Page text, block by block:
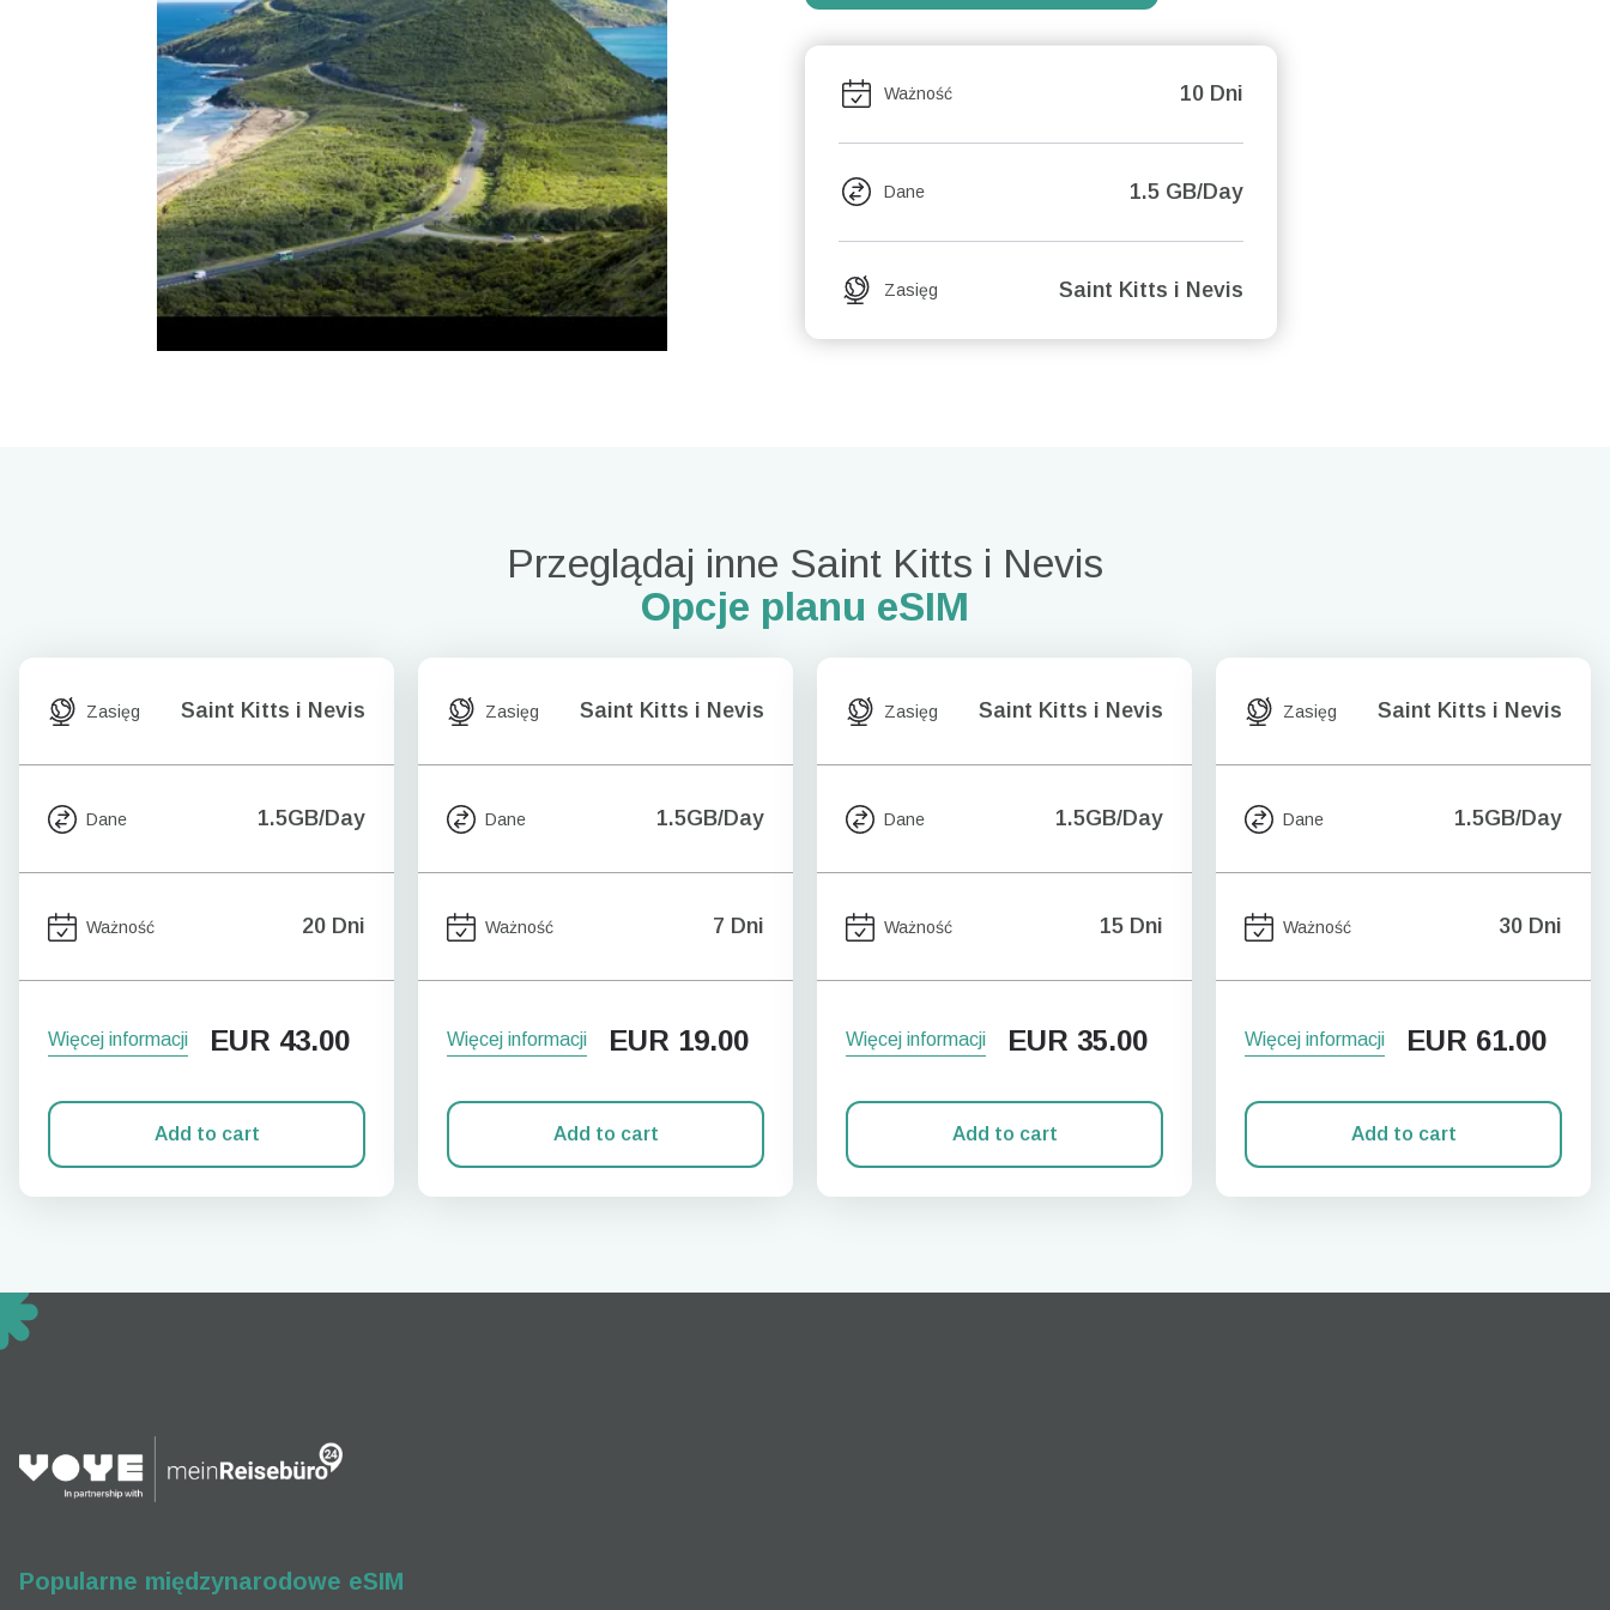
Ważność 10 Dni
Dane 1.5 GB/Day
Zasięg Saint Kitts i Nevis
Przeglądaj inne Saint Kitts i Nevis
Opcje planu eSIM
Zasięg Saint Kitts i Nevis
Dane 1.5GB/Day
Ważność 20 Dni
Więcej informacji EUR 43.00
Add to cart
Zasięg Saint Kitts i Nevis
Dane 1.5GB/Day
Ważność 7 Dni
Więcej informacji EUR 19.00
Add to cart
Zasięg Saint Kitts i Nevis
Dane 1.5GB/Day
Ważność 15 Dni
Więcej informacji EUR 35.00
Add to cart
Zasięg Saint Kitts i Nevis
Dane 1.5GB/Day
Ważność 30 Dni
Więcej informacji EUR 61.00
Add to cart
Popularne międzynarodowe eSIM